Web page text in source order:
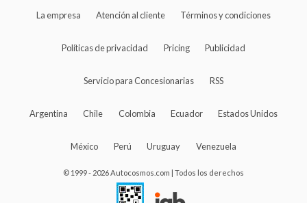
La empresa Atención al cliente Términos y condiciones
Políticas de privacidad Pricing Publicidad
Servicio para Concesionarias RSS
Argentina Chile Colombia Ecuador Estados Unidos
México Perú Uruguay Venezuela
© 1999 - 2026 Autocosmos.com | Todos los derechos